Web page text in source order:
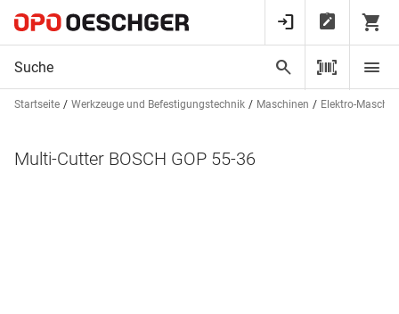
Startseite Werkzeuge und Befestigungstechnik Maschinen Elektro-
Multi-Cutter BOSCH GOP 55-36